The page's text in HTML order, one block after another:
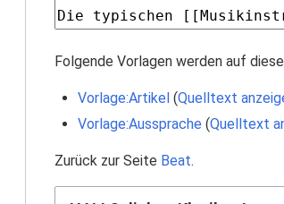
Folgende Vorlagen werden auf
Vorlage:Artikel(Quelltext
Vorlage:Aussprache (Quelltext
Zurück zur Seite Beat.